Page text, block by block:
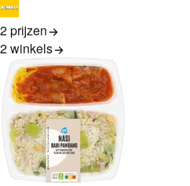
2 prijzen
2winkels